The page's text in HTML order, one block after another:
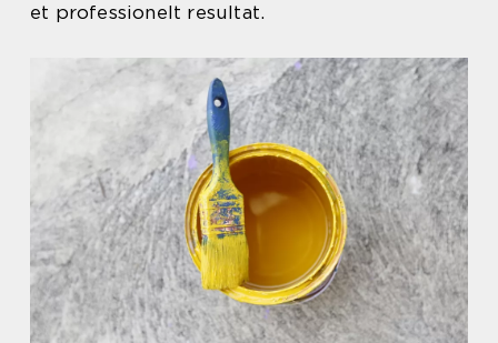
et professionelt resultat.